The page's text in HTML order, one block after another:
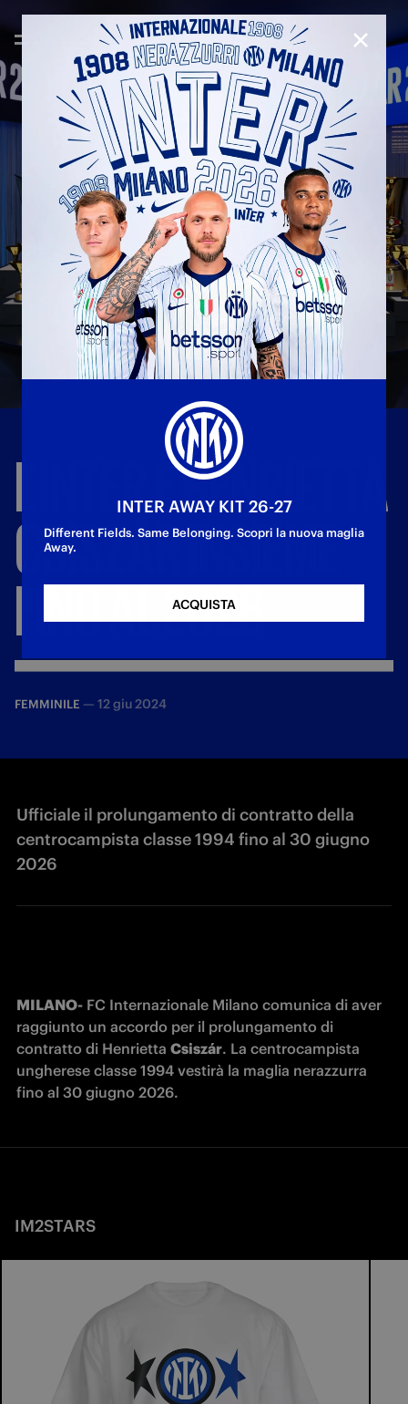
L’INTEREHENRIETTA
CSISZÁRINSIEME
FINOAL2026
FEMMINILE — 12 giu 2024
Ufficiale il prolungamento di contratto della
centrocampista classe 1994 fino al 30 giugno
2026
MILANO- FC Internazionale Milano comunica di aver
raggiunto un accordo per il prolungamento di
contratto di Henrietta Csiszár. La centrocampista
ungherese classe 1994 vestirà la maglia nerazzurra
fino al 30 giugno 2026.
IM2STARS
INTER AWAY KIT 26-27
Different Fields. Same Belonging. Scopri la nuova maglia
Away.
ACQUISTA